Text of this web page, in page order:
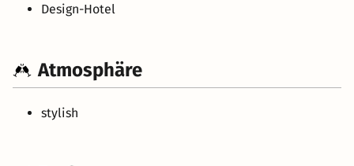
Design-Hotel
Atmosphäre
stylish